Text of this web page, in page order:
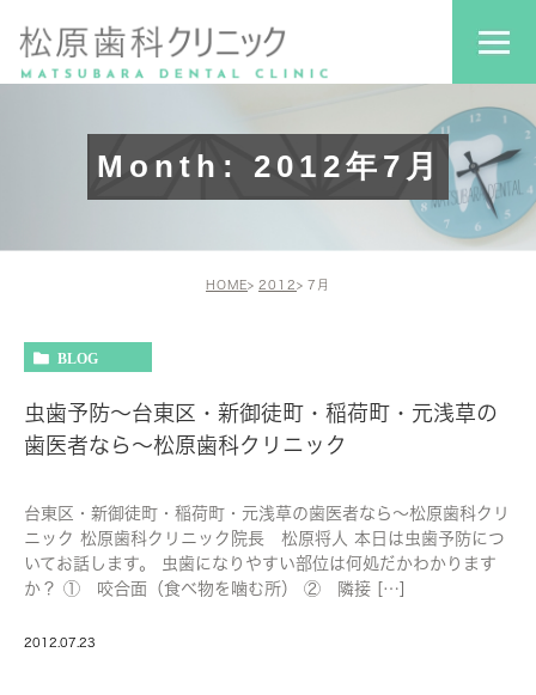
Month: 2012年7月
HOME 2012 7月
BLOG
虫歯予防～台東区・新御徒町・稲荷町・元浅草の
歯医者なら～松原歯科クリニック
台東区・新御徒町・稲荷町・元浅草の歯医者なら～松原歯科クリ
ニック 松原歯科クリニック院長 松原将人 本日は虫歯予防につ
いてお話します。 虫歯になりやすい部位は何処だかわかります
か？ ① 咬合面（食べ物を噛む所） ② 隣接 […]
2012.07.23